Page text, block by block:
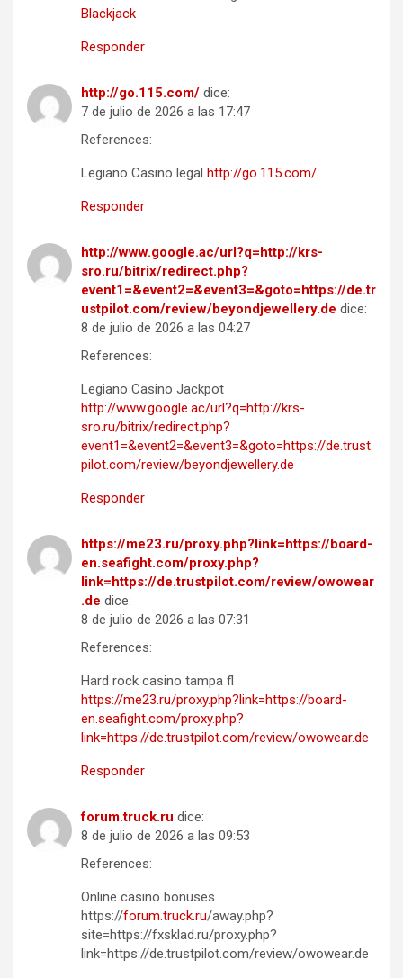
Blackjack
Responder
http://go.115.com/ dice:
7 de julio de 2026 a las 17:47
References:
Legiano Casino legal http://go.115.com/
Responder
http://www.google.ac/url?q=http://krs-
sro.ru/bitrix/redirect.php?
event1=&event2=&event3=&goto=https://de.tr
ustpilot.com/review/beyondjewellery.de dice:
8 de julio de 2026 a las 04:27
References:
Legiano Casino Jackpot
http://www.google.ac/url?q=http://krs-
sro.ru/bitrix/redirect.php?
event1=&event2=&event3=&goto=https://de.trust
pilot.com/review/beyondjewellery.de
Responder
https://me23.ru/proxy.php?link=https://board-
en.seafight.com/proxy.php?
link=https://de.trustpilot.com/review/owowear
.de dice:
8 de julio de 2026 a las 07:31
References:
Hard rock casino tampa fl
https://me23.ru/proxy.php?link=https://board-
en.seafight.com/proxy.php?
link=https://de.trustpilot.com/review/owowear.de
Responder
forum.truck.ru dice:
8 de julio de 2026 a las 09:53
References:
Online casino bonuses
https://forum.truck.ru/away.php?
site=https://fxsklad.ru/proxy.php?
link=https://de.trustpilot.com/review/owowear.de